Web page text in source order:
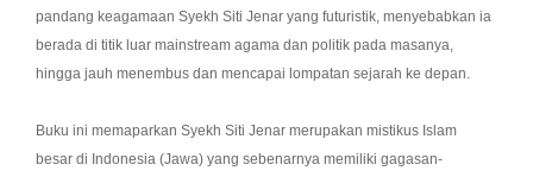
pandang keagamaan Syekh Siti Jenar yang futuristik, menyebabkan ia
berada di titik luar mainstream agama dan politik pada masanya,
hingga jauh menembus dan mencapai lompatan sejarah ke depan.
Buku ini memaparkan Syekh Siti Jenar merupakan mistikus Islam
besar di Indonesia (Jawa) yang sebenarnya memiliki gagasan-